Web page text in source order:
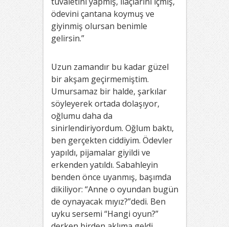
ödevini çantana koymuş ve
giyinmiş olursan benimle
gelirsin.”
Uzun zamandır bu kadar güzel
bir akşam geçirmemiştim.
Umursamaz bir halde, şarkılar
söyleyerek ortada dolaşıyor,
oğlumu daha da
sinirlendiriyordum. Oğlum baktı,
ben gerçekten ciddiyim. Ödevler
yapıldı, pijamalar giyildi ve
erkenden yatıldı. Sabahleyin
benden önce uyanmış, başımda
dikiliyor: “Anne o oyundan bugün
de oynayacak mıyız?”dedi. Ben
uyku sersemi “Hangi oyun?”